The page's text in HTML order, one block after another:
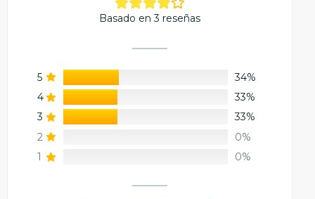
Basado en 3 reseñas
5
34%
4
33%
3
33%
2
0%
1
0%